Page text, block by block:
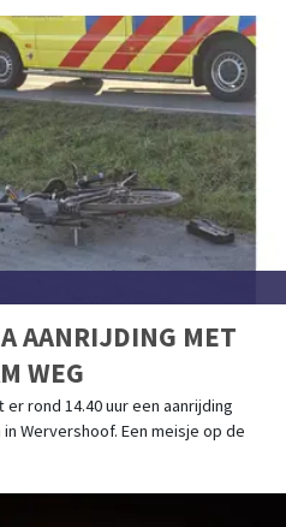
AANRIJDING MET
WEG
er rond 14.40 uur een aanrijding
Wervershoof. Een meisje op de